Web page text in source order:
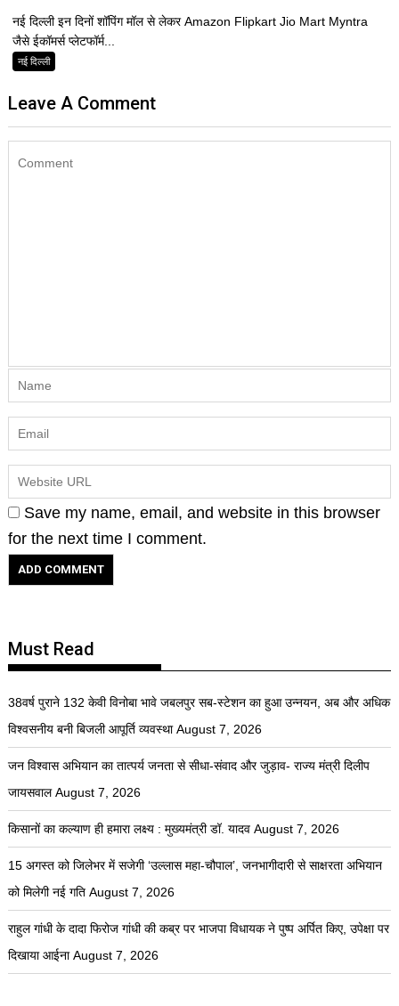
नई दिल्ली इन दिनों शॉपिंग मॉल से लेकर Amazon Flipkart Jio Mart Myntra
जैसे ईकॉमर्स प्लेटफॉर्म...
नई दिल्ली
Leave A Comment
Save my name, email, and website in this browser
for the next time I comment.
Must Read
38वर्ष पुराने 132 केवी विनोबा भावे जबलपुर सब-स्टेशन का हुआ उन्नयन, अब और अधिक
विश्वसनीय बनी बिजली आपूर्ति व्यवस्था August 7, 2026
जन विश्वास अभियान का तात्पर्य जनता से सीधा-संवाद और जुड़ाव- राज्य मंत्री दिलीप
जायसवाल August 7, 2026
किसानों का कल्याण ही हमारा लक्ष्य : मुख्यमंत्री डॉ. यादव August 7, 2026
15 अगस्त को जिलेभर में सजेगी ‘उल्लास महा-चौपाल’, जनभागीदारी से साक्षरता अभियान
को मिलेगी नई गति August 7, 2026
राहुल गांधी के दादा फिरोज गांधी की कब्र पर भाजपा विधायक ने पुष्प अर्पित किए, उपेक्षा पर
दिखाया आईना August 7, 2026